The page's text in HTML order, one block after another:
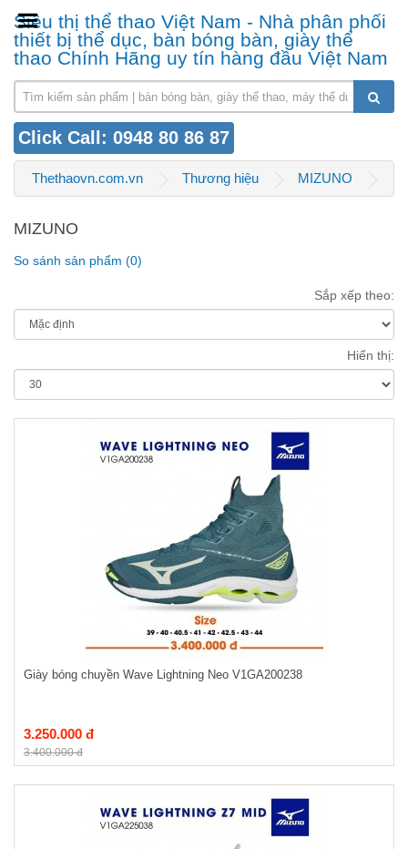
Siêu thị thể thao Việt Nam - Nhà phân phối
thiết bị thể dục, bàn bóng bàn, giày thể
thao Chính Hãng uy tín hàng đầu Việt Nam
Click Call: 0948 80 86 87
Thethaovn.com.vn Thương hiệu MIZUNO
MIZUNO
So sánh sản phẩm (0)
Sắp xếp theo:
Hiển thị:
Giày bóng chuyền Wave Lightning Neo V1GA200238
3.250.000 đ
3.400.000 đ